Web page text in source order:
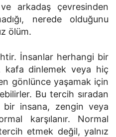
arkadaş çevresinden
nerede olduğunu
ölüm.
İnsanlar herhangi bir
kafa dinlemek veya hiç
gönlünce yaşamak için
Bu tercih sıradan
bir insana, zengin veya
karşılanır. Normal
etmek değil, yalnız